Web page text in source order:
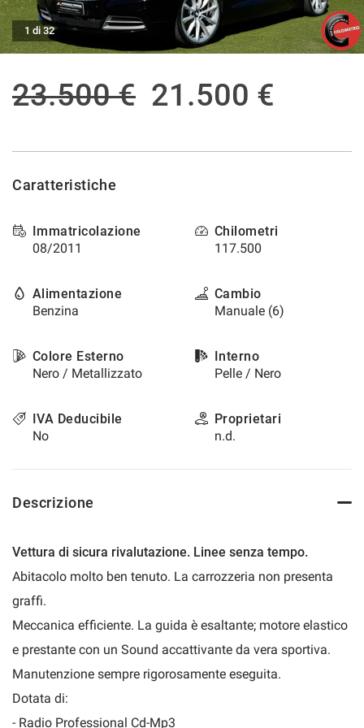
ASSISTENZA POST VENDITA
1 di 32
23.500 € 21.500 €
Caratteristiche
Immatricolazione
08/2011
Chilometri
117.500
Alimentazione
Benzina
Cambio
Manuale (6)
Colore Esterno
Nero / Metallizzato
Interno
Pelle / Nero
IVA Deducibile
No
Proprietari
n.d.
Descrizione
Vettura di sicura rivalutazione. Linee senza tempo.
Abitacolo molto ben tenuto. La carrozzeria non presenta
graffi.
Meccanica efficiente. La guida è esaltante; motore elastico
e prestante con un Sound accattivante da vera sportiva.
Manutenzione sempre rigorosamente eseguita.
Dotata di:
- Radio Professional Cd-Mp3
tracciamento
che
adottiamo
per
le
funzionalità
le
di
Per
ottenere
sull'utilità
funzionamento
di
questi
di
tracciamento
cookie
policy.
e
modificare
tue
scelte
qualsiasi
momento.